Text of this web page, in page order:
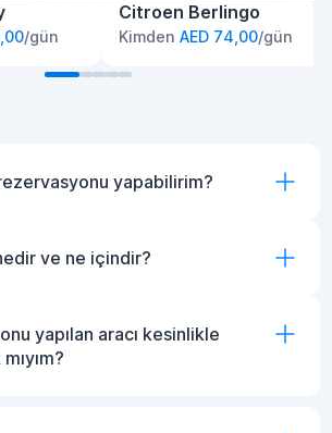
/gün
Citroen Berlingo
Kimden AED 74,00/gün
yapabilirim?
ve ne içindir?
yapılan aracı kesinlikle